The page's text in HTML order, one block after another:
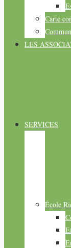
Carte
LES
SERVICES
École